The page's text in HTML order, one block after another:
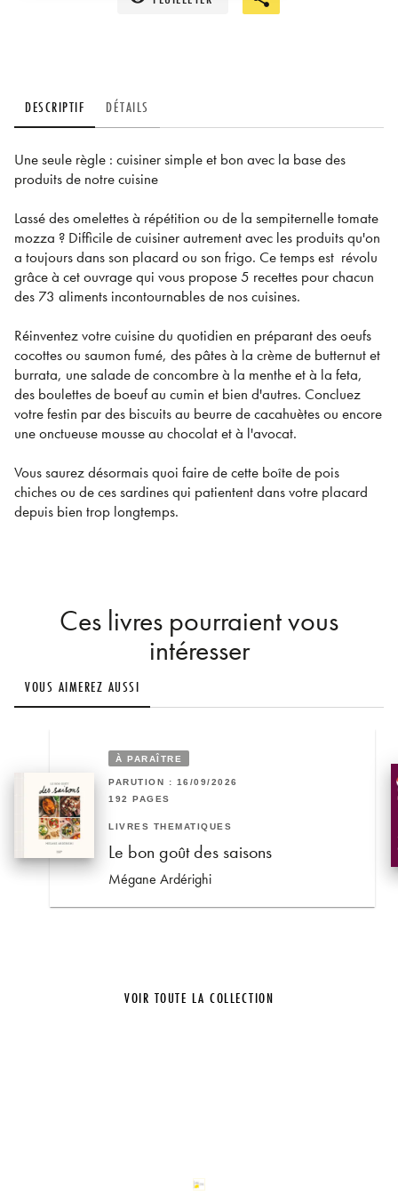
DESCRIPTIF DÉTAILS
Une seule règle : cuisiner simple et bon avec la base des
produits de notre cuisine
Lassé des omelettes à répétition ou de la sempiternelle tomate
mozza ? Difficile de cuisiner autrement avec les produits qu'on
a toujours dans son placard ou son frigo. Ce temps est révolu
grâce à cet ouvrage qui vous propose 5 recettes pour chacun
des 73 aliments incontournables de nos cuisines.
Réinventez votre cuisine du quotidien en préparant des oeufs
cocottes ou saumon fumé, des pâtes à la crème de butternut et
burrata, une salade de concombre à la menthe et à la feta,
des boulettes de boeuf au cumin et bien d'autres. Concluez
votre festin par des biscuits au beurre de cacahuètes ou encore
une onctueuse mousse au chocolat et à l'avocat.
Vous saurez désormais quoi faire de cette boîte de pois
chiches ou de ces sardines qui patientent dans votre placard
depuis bien trop longtemps.
Ces livres pourraient vous
intéresser
VOUS AIMEREZ AUSSI
À PARAÎTRE
PARUTION : 16/09/2026
192 PAGES
LIVRES THÉMATIQUES
Le bon goût des saisons
Mégane Ardérighi
VOIR TOUTE LA COLLECTION